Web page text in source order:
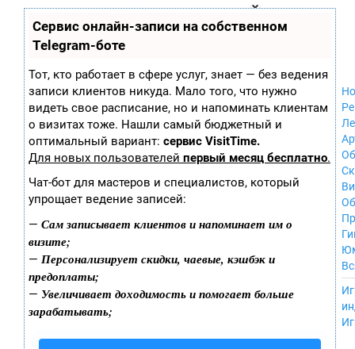
Сервис онлайн-записи на собственном
Telegram-боте
Тот, кто работает в сфере услуг, знает — без ведения
записи клиентов никуда. Мало того, что нужно
видеть свое расписание, но и напоминать клиентам
о визитах тоже. Нашли самый бюджетный и
оптимальный вариант: сервис VisitTime.
Для новых пользователей первый месяц бесплатно.
Чат-бот для мастеров и специалистов, который
упрощает ведение записей:
— Сам записывает клиентов и напоминает им о
визите;
— Персонализирует скидки, чаевые, кэшбэк и
предоплаты;
— Увеличивает доходимость и помогает больше
зарабатывать;
играх
ла
ор
ы
Xbox 360
Nintendo Wii
Nintendo
GameCube
PlayStation
PlayStation 3
Nintendo 64
Sega Dreamcast
Nintendo DS
iOS
Sega Mega Drive
Mobile